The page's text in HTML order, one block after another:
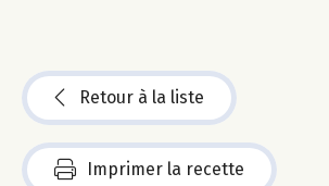
Retour à la liste
Imprimer la recette